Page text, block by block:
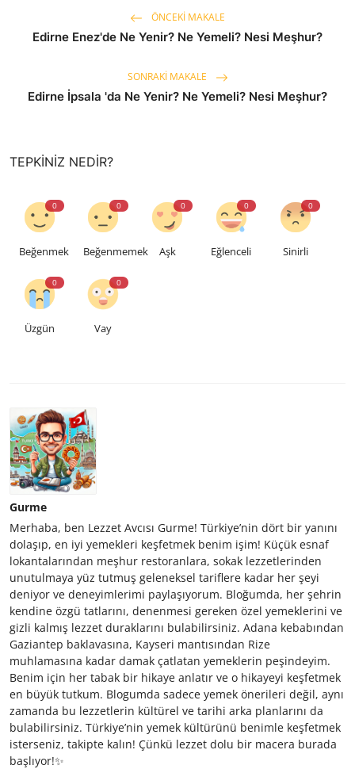
ÖNCEKI MAKALE
Edirne Enez'de Ne Yenir? Ne Yemeli? Nesi Meşhur?
SONRAKI MAKALE
Edirne İpsala 'da Ne Yenir? Ne Yemeli? Nesi Meşhur?
TEPKINIZ NEDIR?
0
Beğenmek
0
Beğenmemek
0
Aşk
0
Eğlenceli
0
Sinirli
0
Üzgün
0
Vay
Gurme
Merhaba, ben Lezzet Avcısı Gurme! Türkiye’nin dört bir yanını
dolaşıp, en iyi yemekleri keşfetmek benim işim! Küçük esnaf
lokantalarından meşhur restoranlara, sokak lezzetlerinden
unutulmaya yüz tutmuş geleneksel tariflere kadar her şeyi
deniyor ve deneyimlerimi paylaşıyorum. Bloğumda, her şehrin
kendine özgü tatlarını, denenmesi gereken özel yemeklerini ve
gizli kalmış lezzet duraklarını bulabilirsiniz. Adana kebabından
Gaziantep baklavasına, Kayseri mantısından Rize
muhlamasına kadar damak çatlatan yemeklerin peşindeyim.
Benim için her tabak bir hikaye anlatır ve o hikayeyi keşfetmek
en büyük tutkum. Blogumda sadece yemek önerileri değil, aynı
zamanda bu lezzetlerin kültürel ve tarihi arka planlarını da
bulabilirsiniz. Türkiye’nin yemek kültürünü benimle keşfetmek
isterseniz, takipte kalın! Çünkü lezzet dolu bir macera burada
başlıyor!✨